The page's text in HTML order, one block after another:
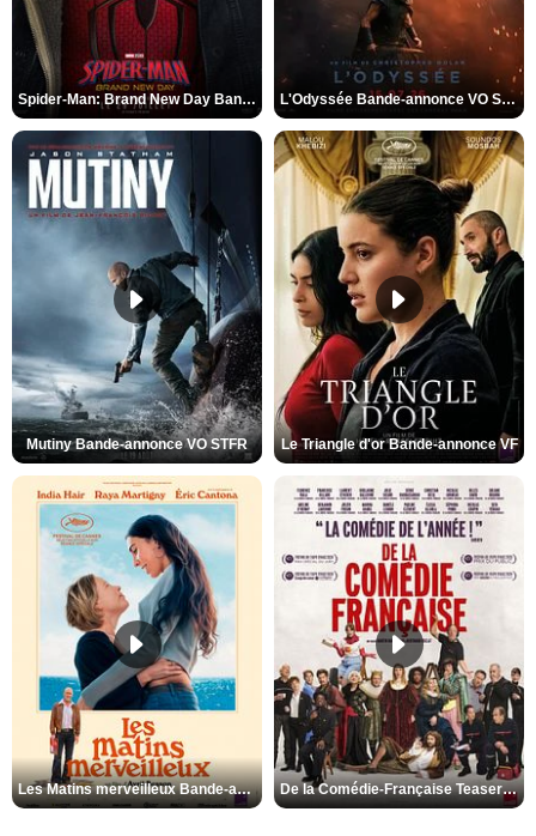
Spider-Man: Brand New Day Bande-annonce VO STFR L'Odyssée Bande-annonce VO STFR
Mutiny Bande-annonce VO STFR Le Triangle d'or Bande-annonce VF
Les Matins merveilleux Bande-annonce VF De la Comédie-Française Teaser VF